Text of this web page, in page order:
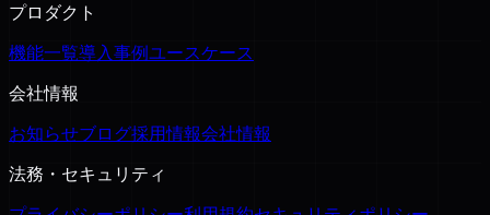
プロダクト
機能一覧導入事例ユースケース
会社情報
お知らせブログ採用情報会社情報
法務・セキュリティ